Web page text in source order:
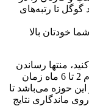
تا رتبههای
شما خودتان بالا
منتها رساندن
سایت شما در کلمات کلیدی رقابتی مستلزم 2 تا 6 ماه زمان
حوزه میباشد تا
روی ماندگاری نتایج